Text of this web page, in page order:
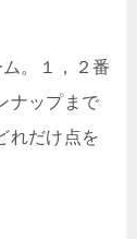
。１，２番
ナップまで
れだけ点を